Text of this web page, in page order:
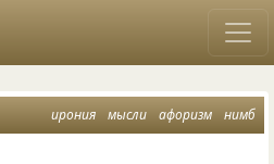
ирония мысли афоризм нимб